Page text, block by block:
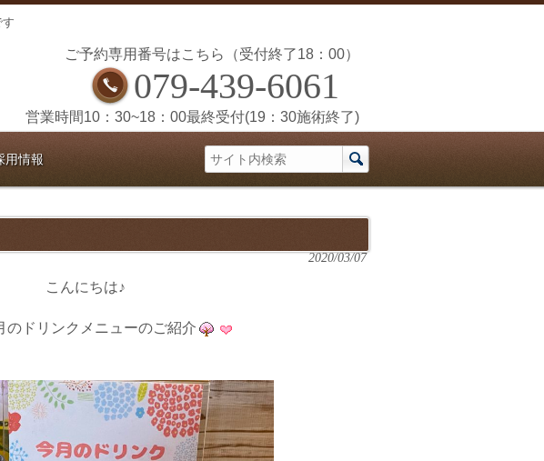
ご予約専用番号はこちら（受付終了18：00）
079-439-6061
営業時間10：30~18：00最終受付(19：30施術終了)
用情報
2020/03/07
こんにちは♪
のドリンクメニューのご紹介